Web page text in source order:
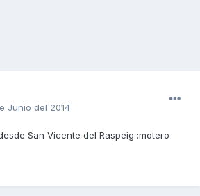
Junio del 2014
San Vicente del Raspeig :motero